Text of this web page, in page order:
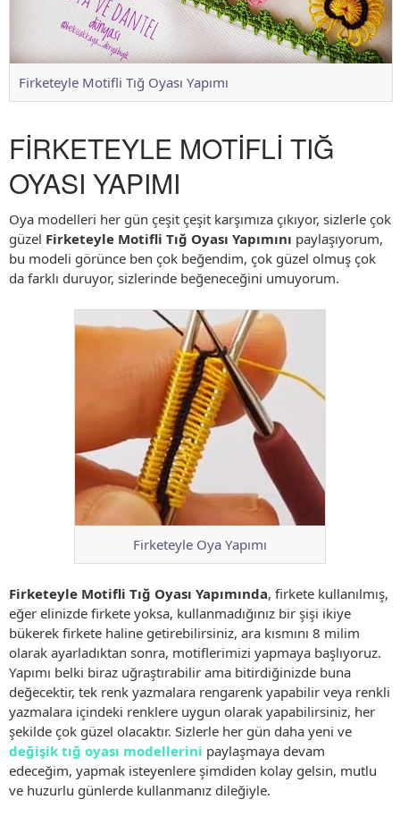
Firketeyle Motifli Tığ Oyası Yapımı
FİRKETEYLE MOTİFLİ TIĞ
OYASI YAPIMI
Oya modelleri her gün çeşit çeşit karşımıza çıkıyor, sizlerle çok
güzel Firketeyle Motifli Tığ Oyası Yapımını paylaşıyorum,
bu modeli görünce ben çok beğendim, çok güzel olmuş çok
da farklı duruyor, sizlerinde beğeneceğini umuyorum.
Firketeyle Oya Yapımı
Firketeyle Motifli Tığ Oyası Yapımında, firkete kullanılmış,
eğer elinizde firkete yoksa, kullanmadığınız bir şişi ikiye
bükerek firkete haline getirebilirsiniz, ara kısmını 8 milim
olarak ayarladıktan sonra, motiflerimizi yapmaya başlıyoruz.
Yapımı belki biraz uğraştırabilir ama bitirdiğinizde buna
değecektir, tek renk yazmalara rengarenk yapabilir veya renkli
yazmalara içindeki renklere uygun olarak yapabilirsiniz, her
şekilde çok güzel olacaktır. Sizlerle her gün daha yeni ve
değişik tığ oyası modellerini paylaşmaya devam
edeceğim, yapmak isteyenlere şimdiden kolay gelsin, mutlu
ve huzurlu günlerde kullanmanız dileğiyle.